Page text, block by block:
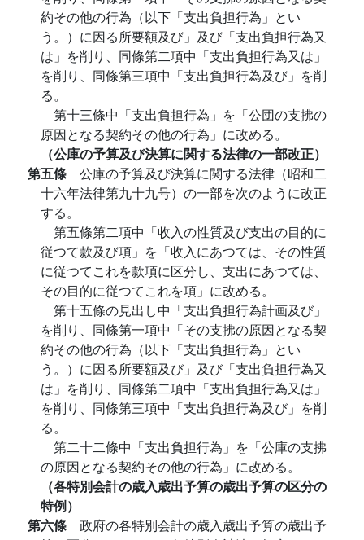
約その他の行為（以下「支出負担行為」とい
う。）に因る所要額及び」及び「支出負担行為又
は」を削り、同條第二項中「支出負担行為又は」
を削り、同條第三項中「支出負担行為及び」を削
る。
第十三條中「支出負担行為」を「公団の支拂の
原因となる契約その他の行為」に改める。
（公庫の予算及び決算に関する法律の一部改正）
第五條 公庫の予算及び決算に関する法律（昭和二
十六年法律第九十九号）の一部を次のように改正
する。
第五條第二項中「收入の性質及び支出の目的に
従つて款及び項」を「收入にあつては、その性質
に従つてこれを款項に区分し、支出にあつては、
その目的に従つてこれを項」に改める。
第十五條の見出し中「支出負担行為計画及び」
を削り、同條第一項中「その支拂の原因となる契
約その他の行為（以下「支出負担行為」とい
う。）に因る所要額及び」及び「支出負担行為又
は」を削り、同條第二項中「支出負担行為又は」
を削り、同條第三項中「支出負担行為及び」を削
る。
第二十二條中「支出負担行為」を「公庫の支拂
の原因となる契約その他の行為」に改める。
（各特別会計の歳入歳出予算の歳出予算の区分の
特例）
第六條 政府の各特別会計の歳入歳出予算の歳出予